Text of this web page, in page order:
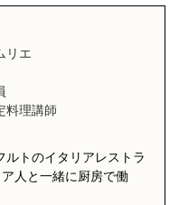
リエ
料理講師
ルトのイタリアレストラ
人と一緒に厨房で働